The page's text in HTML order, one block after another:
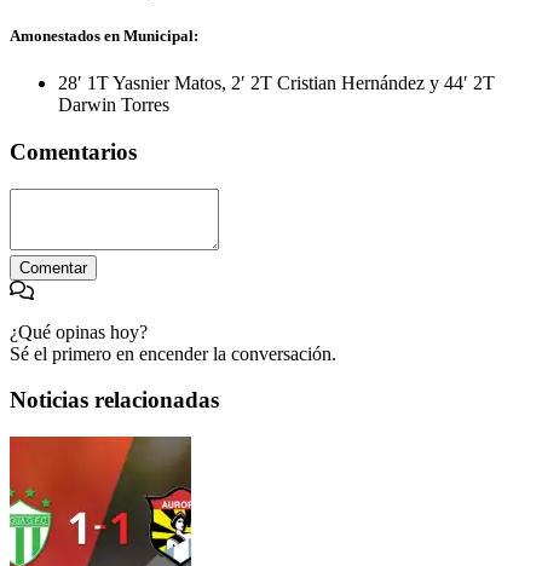
Amonestados en Municipal:
28′ 1T Yasnier Matos, 2′ 2T Cristian Hernández y 44′ 2T
Darwin Torres
Comentarios
Comentar
¿Qué opinas hoy?
Sé el primero en encender la conversación.
Noticias relacionadas